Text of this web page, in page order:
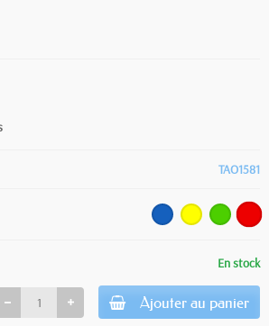
TAO1581
En stock
Ajouter au panier